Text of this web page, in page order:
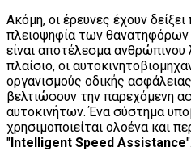
Ακόμη, οι έρευνες έχουν
πλειοψηφία των
είναι αποτέλεσμα
πλαίσιο, οι
οργανισμούς οδικής
βελτιώσουν την παρεχόμενη
αυτοκινήτων. Ένα σύστημα
χρησιμοποιείται ολοένα και
"Intelligent Speed Assistance".